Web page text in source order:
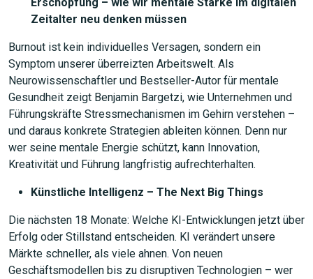
Zeitalter neu denken müssen
Burnout ist kein individuelles Versagen, sondern ein
Symptom unserer überreizten Arbeitswelt. Als
Neurowissenschaftler und Bestseller-Autor für mentale
Gesundheit zeigt Benjamin Bargetzi, wie Unternehmen und
Führungskräfte Stressmechanismen im Gehirn verstehen –
und daraus konkrete Strategien ableiten können. Denn nur
wer seine mentale Energie schützt, kann Innovation,
Kreativität und Führung langfristig aufrechterhalten.
Künstliche Intelligenz – The Next Big Things
Die nächsten 18 Monate: Welche KI-Entwicklungen jetzt über
Erfolg oder Stillstand entscheiden. KI verändert unsere
Märkte schneller, als viele ahnen. Von neuen
Geschäftsmodellen bis zu disruptiven Technologien – wer